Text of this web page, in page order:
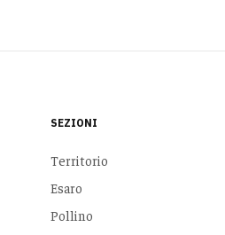
SEZIONI
Territorio
Esaro
Pollino